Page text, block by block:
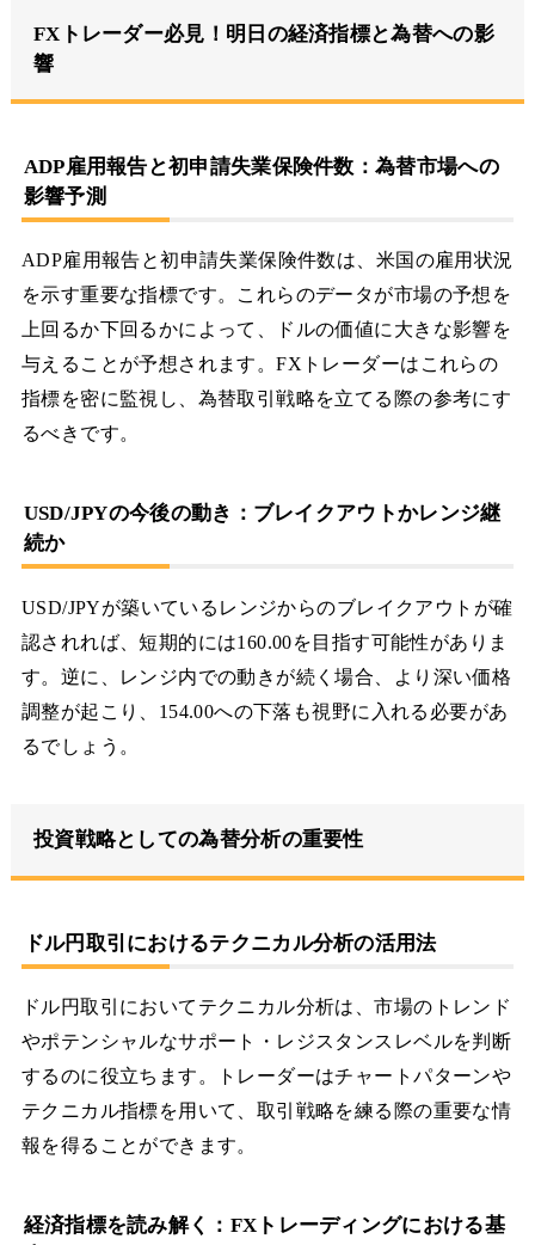
FXトレーダー必見！明日の経済指標と為替への影
響
ADP雇用報告と初申請失業保険件数：為替市場への
影響予測
ADP雇用報告と初申請失業保険件数は、米国の雇用状況
を示す重要な指標です。これらのデータが市場の予想を
上回るか下回るかによって、ドルの価値に大きな影響を
与えることが予想されます。FXトレーダーはこれらの
指標を密に監視し、為替取引戦略を立てる際の参考にす
るべきです。
USD/JPYの今後の動き：ブレイクアウトかレンジ継
続か
USD/JPYが築いているレンジからのブレイクアウトが確
認されれば、短期的には160.00を目指す可能性がありま
す。逆に、レンジ内での動きが続く場合、より深い価格
調整が起こり、154.00への下落も視野に入れる必要があ
るでしょう。
投資戦略としての為替分析の重要性
ドル円取引におけるテクニカル分析の活用法
ドル円取引においてテクニカル分析は、市場のトレンド
やポテンシャルなサポート・レジスタンスレベルを判断
するのに役立ちます。トレーダーはチャートパターンや
テクニカル指標を用いて、取引戦略を練る際の重要な情
報を得ることができます。
経済指標を読み解く：FXトレーディングにおける基